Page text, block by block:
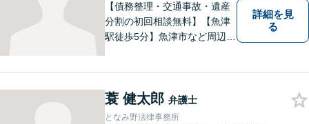
【債務整理・交通事故・遺産
分割の初回相談無料】【魚津
駅徒歩5分】魚津市など周辺地
詳細を見
る
蓑 健太郎 弁護士
となみ野法律事務所